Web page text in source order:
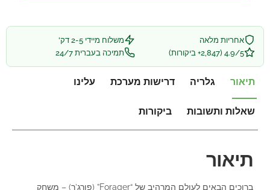
אחריות מלאה
משלוח מיידי 2-5 דק'
4.9/5 (2,847+ ביקורות)
תמיכה בעברית 24/7
תיאור גלריה דרישות מערכת עלינו
שאלות ותשובות ביקורות
תיאור
ברוכים הבאים לעולם המרהיב של “Forager” (פורג’ר) – משחק